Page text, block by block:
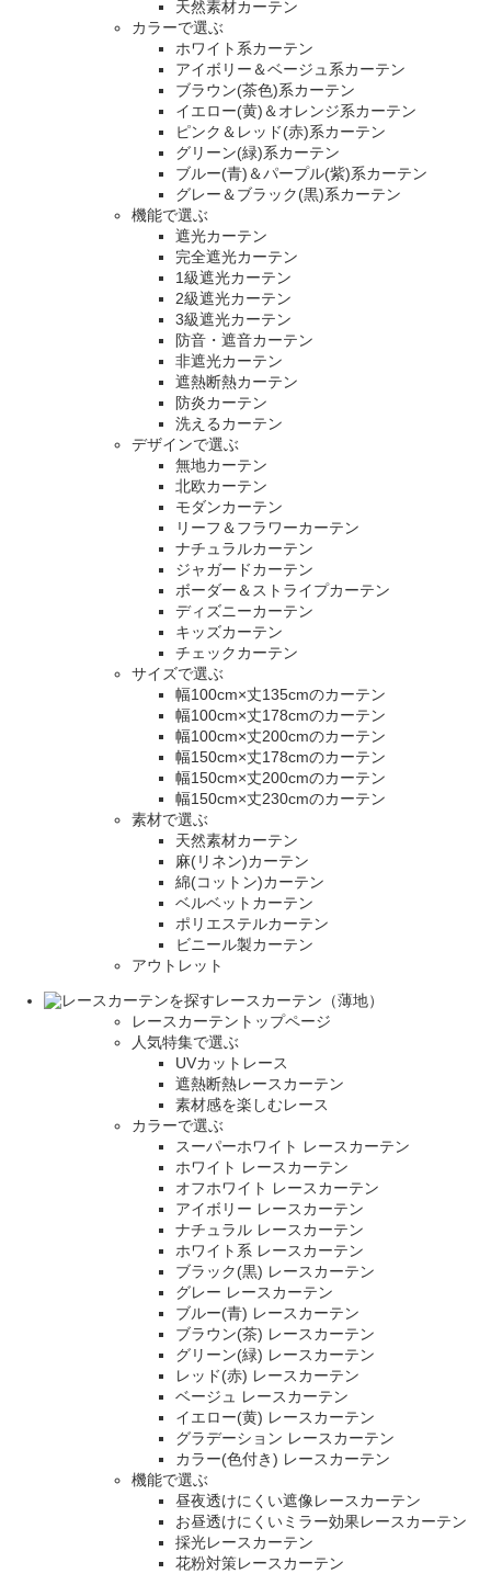
天然素材カーテン
カラーで選ぶ
ホワイト系カーテン
アイボリー＆ベージュ系カーテン
ブラウン(茶色)系カーテン
イエロー(黄)＆オレンジ系カーテン
ピンク＆レッド(赤)系カーテン
グリーン(緑)系カーテン
ブルー(青)＆パープル(紫)系カーテン
グレー＆ブラック(黒)系カーテン
機能で選ぶ
遮光カーテン
完全遮光カーテン
1級遮光カーテン
2級遮光カーテン
3級遮光カーテン
防音・遮音カーテン
非遮光カーテン
遮熱断熱カーテン
防炎カーテン
洗えるカーテン
デザインで選ぶ
無地カーテン
北欧カーテン
モダンカーテン
リーフ＆フラワーカーテン
ナチュラルカーテン
ジャガードカーテン
ボーダー＆ストライプカーテン
ディズニーカーテン
キッズカーテン
チェックカーテン
サイズで選ぶ
幅100cm×丈135cmのカーテン
幅100cm×丈178cmのカーテン
幅100cm×丈200cmのカーテン
幅150cm×丈178cmのカーテン
幅150cm×丈200cmのカーテン
幅150cm×丈230cmのカーテン
素材で選ぶ
天然素材カーテン
麻(リネン)カーテン
綿(コットン)カーテン
ベルベットカーテン
ポリエステルカーテン
ビニール製カーテン
アウトレット
レースカーテン（薄地）
レースカーテントップページ
人気特集で選ぶ
UVカットレース
遮熱断熱レースカーテン
素材感を楽しむレース
カラーで選ぶ
スーパーホワイト レースカーテン
ホワイト レースカーテン
オフホワイト レースカーテン
アイボリー レースカーテン
ナチュラル レースカーテン
ホワイト系 レースカーテン
ブラック(黒) レースカーテン
グレー レースカーテン
ブルー(青) レースカーテン
ブラウン(茶) レースカーテン
グリーン(緑) レースカーテン
レッド(赤) レースカーテン
ベージュ レースカーテン
イエロー(黄) レースカーテン
グラデーション レースカーテン
カラー(色付き) レースカーテン
機能で選ぶ
昼夜透けにくい遮像レースカーテン
お昼透けにくいミラー効果レースカーテン
採光レースカーテン
花粉対策レースカーテン